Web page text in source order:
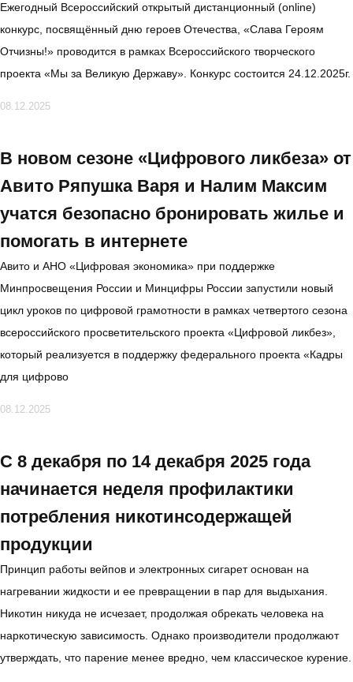
Ежегодный Всероссийский открытый дистанционный (online)
конкурс, посвящённый дню героев Отечества, «Слава Героям
Отчизны!» проводится в рамках Всероссийского творческого
проекта «Мы за Великую Державу». Конкурс состоится 24.12.2025г.
08.12.2025
В новом сезоне «Цифрового ликбеза» от
Авито Ряпушка Варя и Налим Максим
учатся безопасно бронировать жилье и
помогать в интернете
Авито и АНО «Цифровая экономика» при поддержке
Минпросвещения России и Минцифры России запустили новый
цикл уроков по цифровой грамотности в рамках четвертого сезона
всероссийского просветительского проекта «Цифровой ликбез»,
который реализуется в поддержку федерального проекта «Кадры
для цифрово
08.12.2025
С 8 декабря по 14 декабря 2025 года
начинается неделя профилактики
потребления никотинсодержащей
продукции
Принцип работы вейпов и электронных сигарет основан на
нагревании жидкости и ее превращении в пар для выдыхания.
Никотин никуда не исчезает, продолжая обрекать человека на
наркотическую зависимость. Однако производители продолжают
утверждать, что парение менее вредно, чем классическое курение.